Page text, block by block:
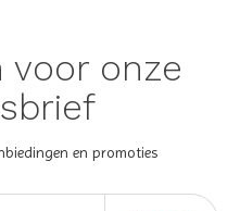
voor onze
en promoties